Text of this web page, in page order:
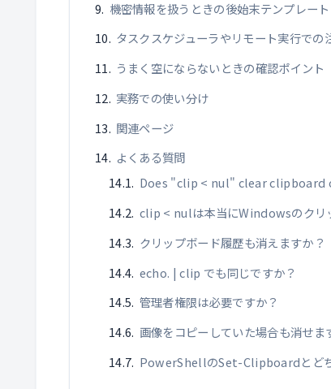
機密情報を扱うときの後始末テンプレート
タスクスケジューラやリモート実行での
うまく空にならないときの確認ポイント
実務での使い分け
関連ページ
よくある質問
Does "clip < nul" clear clipboard
clip < nulは本当にWindowsのクリ
クリップボード履歴も消えますか？
echo. | clip でも同じですか？
管理者権限は必要ですか？
画像をコピーしていた場合も消せま
PowerShellのSet-Clipboardとど